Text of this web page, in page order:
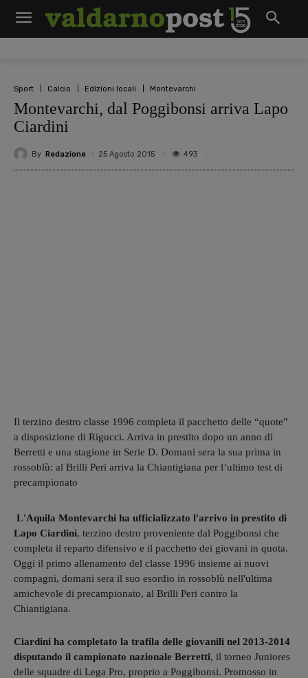
Sport Calcio Edizioni locali Montevarchi
Montevarchi, dal Poggibonsi arriva Lapo
Ciardini
By Redazione 25 Agosto 2015 493
Il terzino destro classe 1996 completa il pacchetto delle “quote”
a disposizione di Rigucci. Arriva in prestito dopo un anno di
Berretti e una stagione in Serie D. Domani sera la sua prima in
rossoblù: al Brilli Peri arriva la Chiantigiana per l’ultimo test di
precampionato
L'Aquila Montevarchi ha ufficializzato l'arrivo in prestito di
Lapo Ciardini, terzino destro proveniente dal Poggibonsi che
completa il reparto difensivo e il pacchetto dei giovani in quota.
Oggi il primo allenamento del classe 1996 insieme ai nuovi
compagni, domani sera il suo esordio in rossoblù nell'ultima
amichevole di precampionato, al Brilli Peri contro la
Chiantigiana.
Ciardini ha completato la trafila delle giovanili nel 2013-2014
disputando il campionato nazionale Berretti, il torneo Juniores
delle squadre di Lega Pro, proprio a Poggibonsi. Promosso in